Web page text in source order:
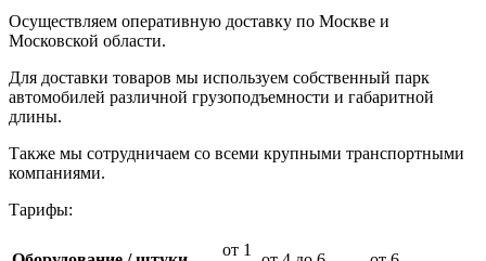
Осуществляем оперативную доставку по Москве и
Московской области.
Для доставки товаров мы используем собственный парк
автомобилей различной грузоподъемности и габаритной
длины.
Также мы сотрудничаем со всеми крупными транспортными
компаниями.
Тарифы:
от 1